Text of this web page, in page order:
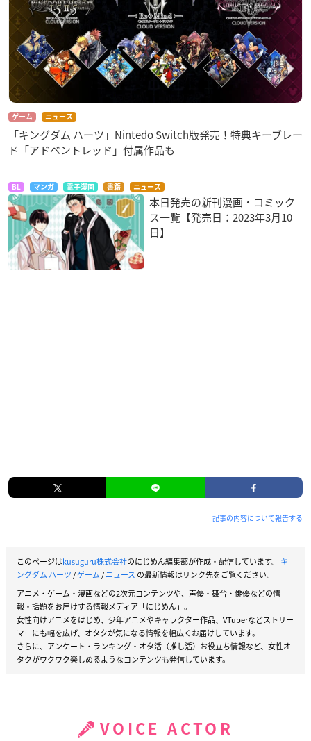
ージも！
2/28まで20％オフのセール中！https://t.co/QAlygl9sDq
KHpic.twitter.com/L8CNQjtmLV
— ディズニーゲーム公式 (@disneygames_jp)February 10,
2022
[トピックス]『KINGDOM HEARTS – HD 1.5+2.5 ReMIX – Clo
ud Version』など3タイトルがNintendo Switchで本日より
予約開始。“オールインワン”の『MASTERPIECE』版も。
— 任天堂株式会社 (@Nintendo)
ゲーム ニュース
「キングダム ハーツ」Nintedo Switch版発売！特典キーブレー
ド「アドベントレッド」付属作品も
BL マンガ 電子漫画 書籍 ニュース
本日発売の新刊漫画・コミック
ス一覧【発売日：2023年3月10
日】
記事の内容について報告する
このページはkusuguru株式会社のにじめん編集部が作成・配信しています。 キ
ングダム ハーツ/ゲーム/ニュース の最新情報はリンク先をご覧ください。
アニメ・ゲーム・漫画などの2次元コンテンツや、声優・舞台・俳優などの情
報・話題をお届けする情報メディア「にじめん」。
女性向けアニメをはじめ、少年アニメやキャラクター作品、VTuberなどストリー
マーにも幅を広げ、オタクが気になる情報を幅広くお届けしています。
さらに、アンケート・ランキング・オタ活（推し活）お役立ち情報など、女性オ
タクがワクワク楽しめるようなコンテンツも発信しています。
VOICE ACTOR